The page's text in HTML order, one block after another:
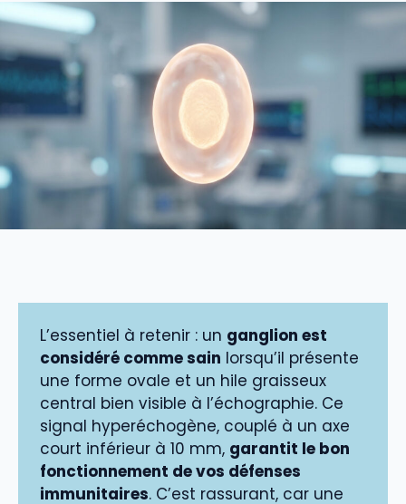
L’essentiel à retenir : un ganglion est
considéré comme sain lorsqu’il présente
une forme ovale et un hile graisseux
central bien visible à l’échographie. Ce
signal hyperéchogène, couplé à un axe
court inférieur à 10 mm, garantit le bon
fonctionnement de vos défenses
immunitaires. C’est rassurant, car une